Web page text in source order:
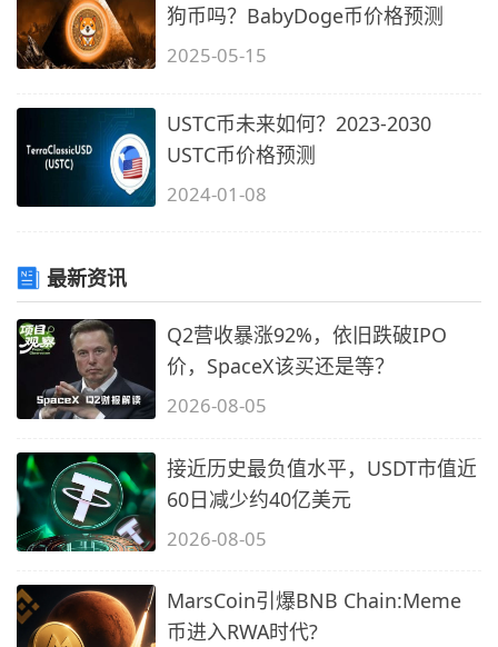
狗币吗？BabyDoge币价格预测
2025-05-15
USTC币未来如何？2023-2030
USTC币价格预测
2024-01-08
最新资讯
Q2营收暴涨92%，依旧跌破IPO
价，SpaceX该买还是等？
2026-08-05
接近历史最负值水平，USDT市值近
60日减少约40亿美元
2026-08-05
MarsCoin引爆BNB Chain:Meme
币进入RWA时代?